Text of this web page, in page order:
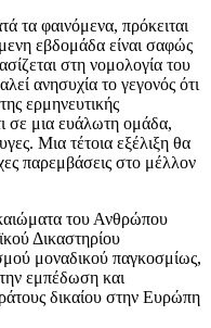
τα φαινόμενα, πρόκειται
εβδομάδα είναι σαφώς
στη νομολογία του
ανησυχία το γεγονός ότι
ερμηνευτικής
σε μια ευάλωτη ομάδα,
Μια τέτοια εξέλιξη θα
παρεμβάσεις στο μέλλον
του Ανθρώπου
Δικαστηρίου
μοναδικού παγκοσμίως,
εμπέδωση και
δικαίου στην Ευρώπη